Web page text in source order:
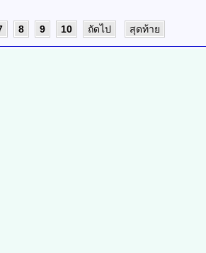
8 9 10 ถัดไป สุดท้าย